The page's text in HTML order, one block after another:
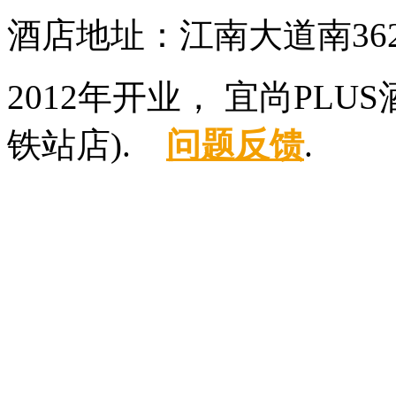
酒店地址：江南大道南
2012年开业， 宜尚
铁站店). 问题反馈.